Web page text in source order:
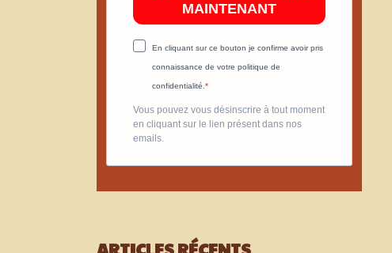
MAINTENANT
En cliquant sur ce bouton je confirme avoir pris
connaissance de votre politique de
confidentialité.
Vous pouvez vous désinscrire à tout moment
en cliquant sur le lien présent dans nos
emails.